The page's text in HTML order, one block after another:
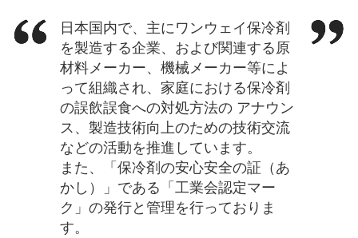
日本国内で、主にワンウェイ保冷剤
を製造する企業、および関連する原
材料メーカー、機械メーカー等によ
って組織され、家庭における保冷剤
の誤飲誤食への対処方法の アナウン
ス、製造技術向上のための技術交流
などの活動を推進しています。
また、「保冷剤の安心安全の証（あ
かし）」である「工業会認定マー
ク」の発行と管理を行っておりま
す。